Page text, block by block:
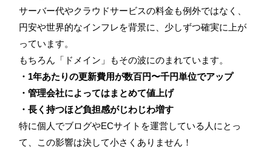
サーバー代やクラウドサービスの料金も例外ではなく、
円安や世界的なインフレを背景に、少しずつ確実に上が
っています。
もちろん「ドメイン」もその波にのまれています。
・1年あたりの更新費用が数百円〜千円単位でアップ
・管理会社によってはまとめて値上げ
・長く持つほど負担感がじわじわ増す
特に個人でブログやECサイトを運営している人にとっ
て、この影響は決して小さくありません！